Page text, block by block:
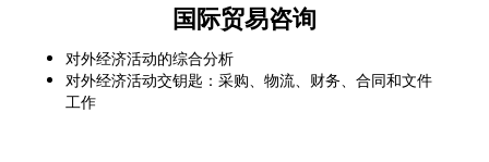
国际贸易咨询
对外经济活动的综合分析
对外经济活动交钥匙：采购、物流、财务、合同和文件
工作